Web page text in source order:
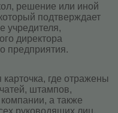
решение или иной
подтверждает
учредителя,
директора
предприятия.
карточка, где отражены
штампов,
а также
руководящих лиц.